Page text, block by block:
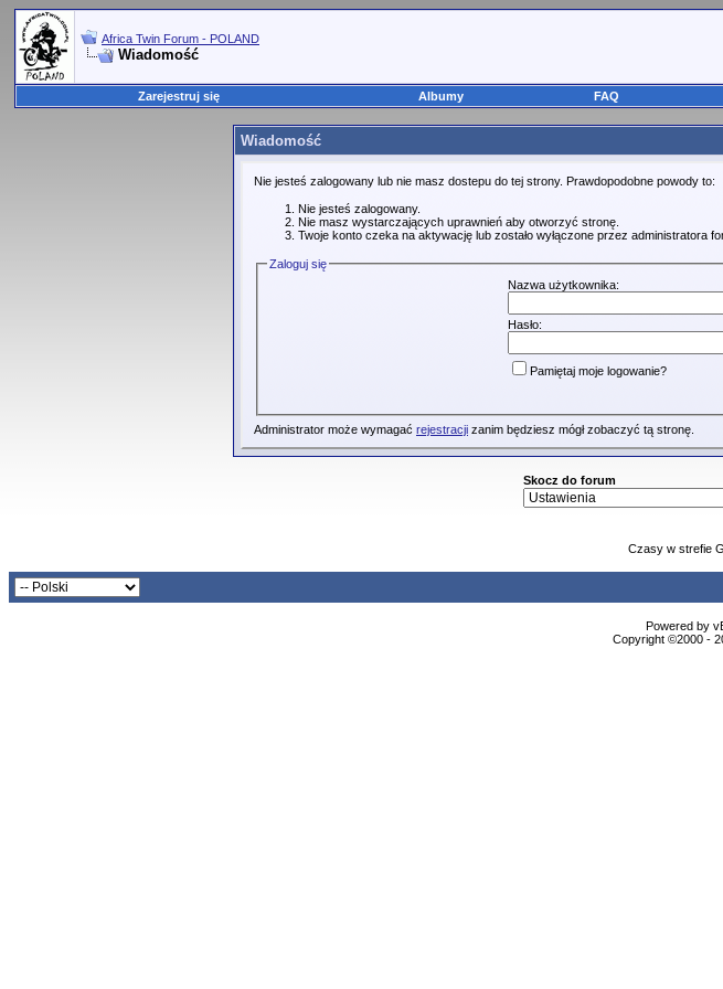
Africa Twin Forum - POLAND
Wiadomość
Zarejestruj się Albumy FAQ
Wiadomość
Nie jesteś zalogowany lub nie masz dostepu do tej strony. Prawdopodobne powody to:
Nie jesteś zalogowany.
Nie masz wystarczających uprawnień aby otworzyć stronę.
Twoje konto czeka na aktywację lub zostało wyłączone przez administratora
Zaloguj się
Nazwa użytkownika:
Hasło:
Pamiętaj moje logowanie?
Administrator może wymagać rejestracji zanim będziesz mógł zobaczyć tą stronę.
Skocz do forum
Czasy w strefie
Powered by
Copyright ©2000 -